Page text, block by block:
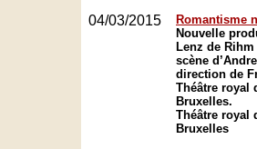
04/03/2015
Romantisme
Nouvelle
Lenz de
scène
direction de
Théâtre royal
Bruxelles.
Théâtre royal
Bruxelles